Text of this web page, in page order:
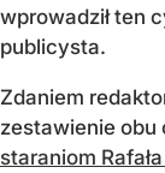
wprowadził ten
publicysta.
Zdaniem
zestawienie
staraniom